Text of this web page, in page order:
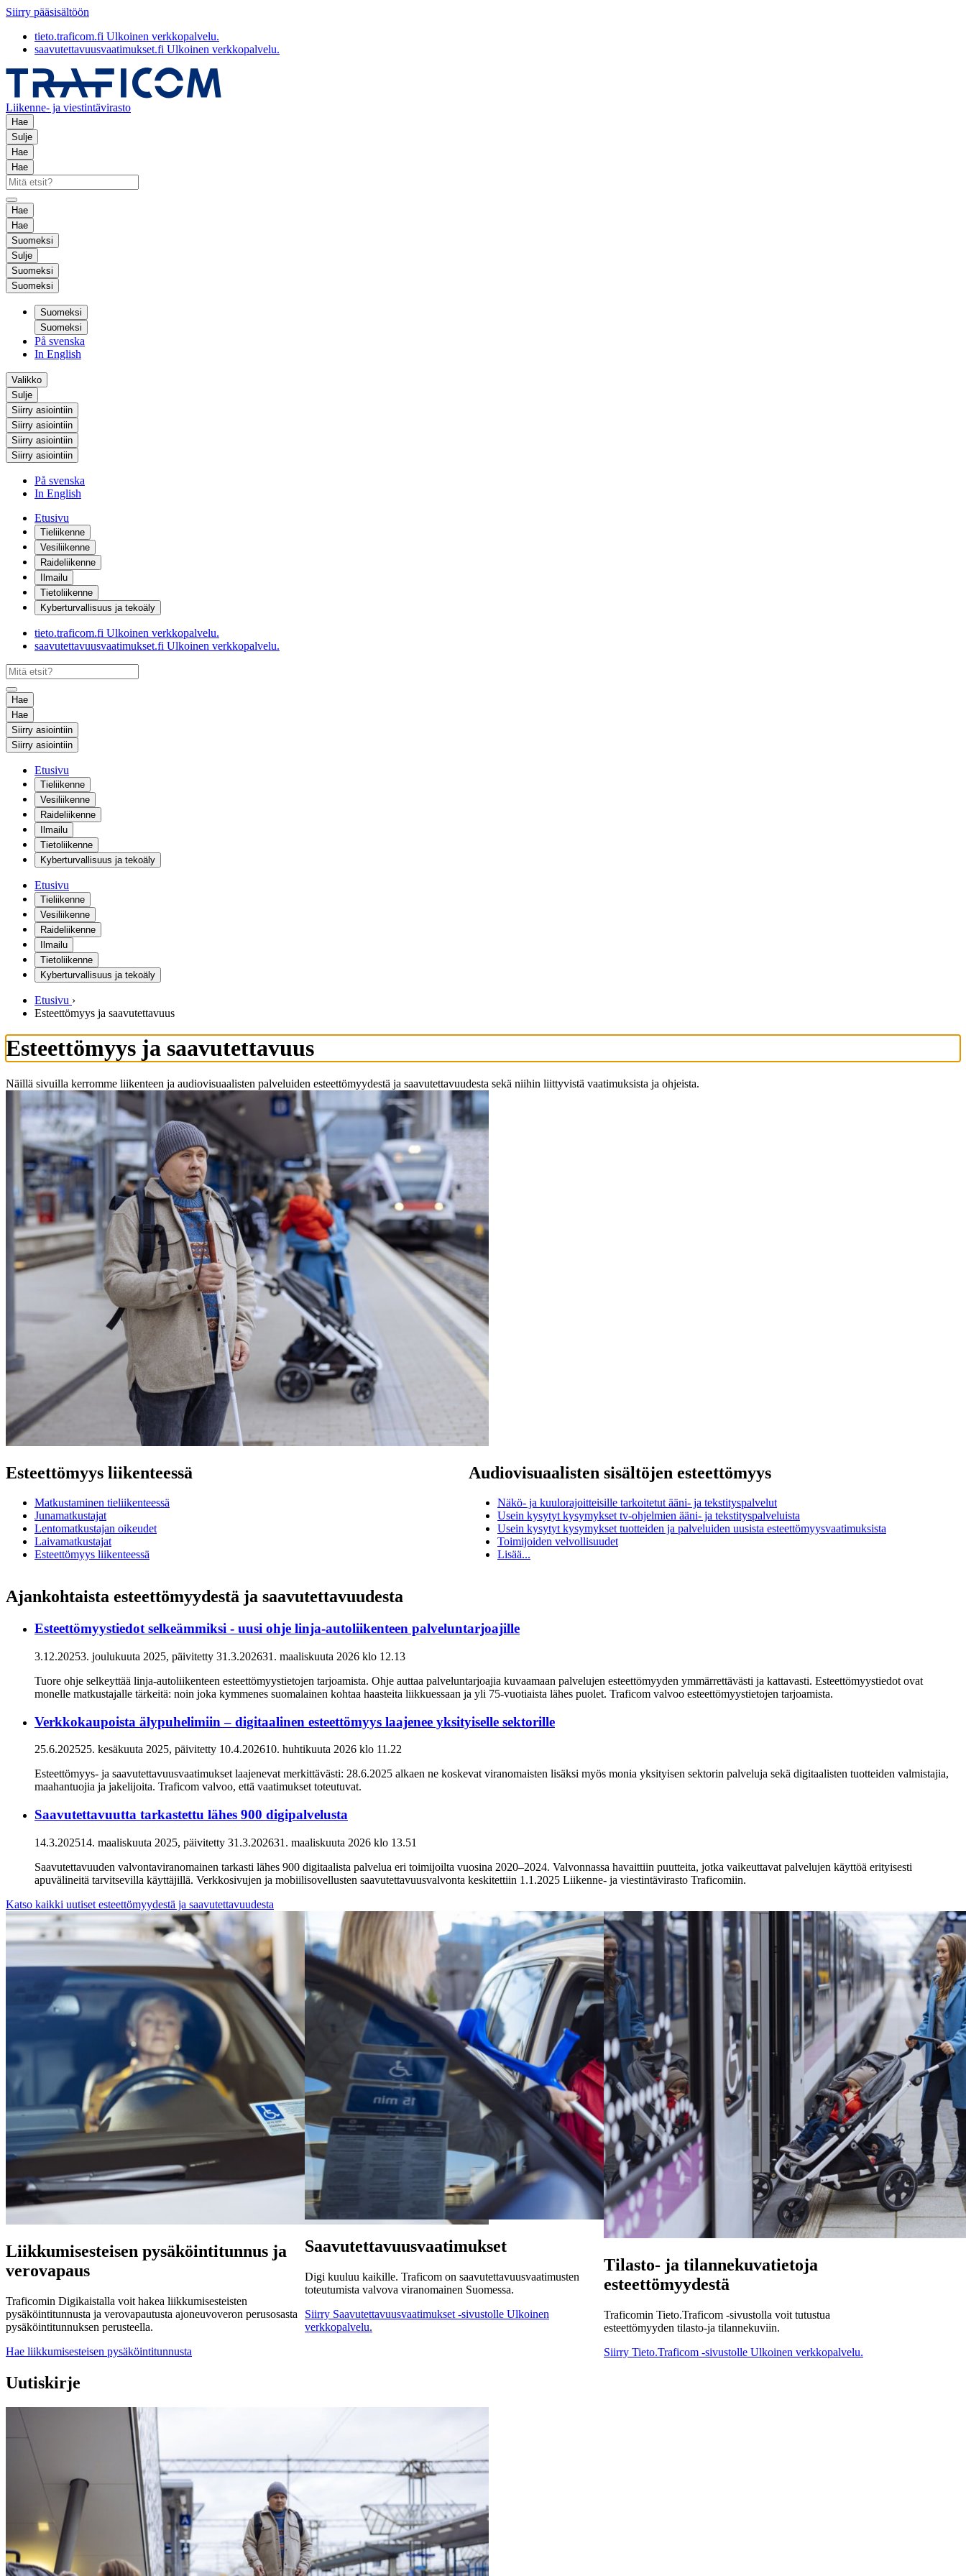
Siirry pääsisältöön
tieto.traficom.fi Ulkoinen verkkopalvelu.
saavutettavuusvaatimukset.fi Ulkoinen verkkopalvelu.
Liikenne- ja viestintävirasto
Hae
Sulje
Hae
Hae
Hae
Hae
Suomeksi
Sulje
Suomeksi
Suomeksi
Suomeksi
Suomeksi
På svenska
In English
Valikko
Sulje
Siirry asiointiin
Siirry asiointiin
Siirry asiointiin
Siirry asiointiin
På svenska
In English
Etusivu
Tieliikenne
Vesiliikenne
Raideliikenne
Ilmailu
Tietoliikenne
Kyberturvallisuus ja tekoäly
tieto.traficom.fi Ulkoinen verkkopalvelu.
saavutettavuusvaatimukset.fi Ulkoinen verkkopalvelu.
Hae
Hae
Siirry asiointiin
Siirry asiointiin
Etusivu
Tieliikenne
Vesiliikenne
Raideliikenne
Ilmailu
Tietoliikenne
Kyberturvallisuus ja tekoäly
Etusivu
Tieliikenne
Vesiliikenne
Raideliikenne
Ilmailu
Tietoliikenne
Kyberturvallisuus ja tekoäly
Etusivu ›
Esteettömyys ja saavutettavuus
Esteettömyys ja saavutettavuus
Näillä sivuilla kerromme liikenteen ja audiovisuaalisten palveluiden esteettömyydestä ja saavutettavuudesta sekä niihin liittyvistä vaatimuksista ja ohjeista.
Esteettömyys liikenteessä
Matkustaminen tieliikenteessä
Junamatkustajat
Lentomatkustajan oikeudet
Laivamatkustajat
Esteettömyys liikenteessä
Audiovisuaalisten sisältöjen esteettömyys
Näkö- ja kuulorajoitteisille tarkoitetut ääni- ja tekstityspalvelut
Usein kysytyt kysymykset tv-ohjelmien ääni- ja tekstityspalveluista
Usein kysytyt kysymykset tuotteiden ja palveluiden uusista esteettömyysvaatimuksista
Toimijoiden velvollisuudet
Lisää...
Ajankohtaista esteettömyydestä ja saavutettavuudesta
Esteettömyystiedot selkeämmiksi - uusi ohje linja-autoliikenteen palveluntarjoajille
3.12.20253. joulukuuta 2025, päivitetty 31.3.202631. maaliskuuta 2026 klo 12.13
Tuore ohje selkeyttää linja-autoliikenteen esteettömyystietojen tarjoamista. Ohje auttaa palveluntarjoajia kuvaamaan palvelujen esteettömyyden ymmärrettävästi ja kattavasti. Esteettömyystiedot ovat
monelle matkustajalle tärkeitä: noin joka kymmenes suomalainen kohtaa haasteita liikkuessaan ja yli 75-vuotiaista lähes puolet. Traficom valvoo esteettömyystietojen tarjoamista.
Verkkokaupoista älypuhelimiin – digitaalinen esteettömyys laajenee yksityiselle sektorille
25.6.202525. kesäkuuta 2025, päivitetty 10.4.202610. huhtikuuta 2026 klo 11.22
Esteettömyys- ja saavutettavuusvaatimukset laajenevat merkittävästi: 28.6.2025 alkaen ne koskevat viranomaisten lisäksi myös monia yksityisen sektorin palveluja sekä digitaalisten tuotteiden valmistajia,
maahantuojia ja jakelijoita. Traficom valvoo, että vaatimukset toteutuvat.
Saavutettavuutta tarkastettu lähes 900 digipalvelusta
14.3.202514. maaliskuuta 2025, päivitetty 31.3.202631. maaliskuuta 2026 klo 13.51
Saavutettavuuden valvontaviranomainen tarkasti lähes 900 digitaalista palvelua eri toimijoilta vuosina 2020–2024. Valvonnassa havaittiin puutteita, jotka vaikeuttavat palvelujen käyttöä erityisesti
apuvälineitä tarvitsevilla käyttäjillä. Verkkosivujen ja mobiilisovellusten saavutettavuusvalvonta keskitettiin 1.1.2025 Liikenne- ja viestintävirasto Traficomiin.
Katso kaikki uutiset esteettömyydestä ja saavutettavuudesta
Liikkumisesteisen pysäköintitunnus ja
verovapaus
Traficomin Digikaistalla voit hakea liikkumisesteisten
pysäköintitunnusta ja verovapautusta ajoneuvoveron perusosasta
pysäköintitunnuksen perusteella.
Hae liikkumisesteisen pysäköintitunnusta
Saavutettavuusvaatimukset
Digi kuuluu kaikille. Traficom on saavutettavuusvaatimusten
toteutumista valvova viranomainen Suomessa.
Siirry Saavutettavuusvaatimukset -sivustolle Ulkoinen
verkkopalvelu.
Tilasto- ja tilannekuvatietoja
esteettömyydestä
Traficomin Tieto.Traficom -sivustolla voit tutustua
esteettömyyden tilasto-ja tilannekuviin.
Siirry Tieto.Traficom -sivustolle Ulkoinen verkkopalvelu.
Uutiskirje